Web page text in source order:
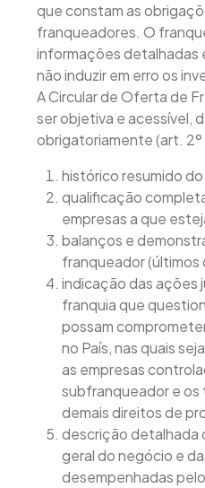
que constam as
franqueadores. O
informações detalhadas
não induzir em erro os
A Circular de Oferta de
ser objetiva e acessível,
obrigatoriamente (art. 2º
histórico resumido
qualificação
empresas a que
balanços e
franqueador (últimos
indicação das ações
franquia que
possam
no País, nas quais
as empresas
subfranqueador e os
demais direitos de
descrição detalhada
geral do negócio e
desempenhadas